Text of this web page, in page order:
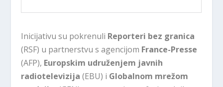
Inicijativu su pokrenuli Reporteri bez granica
(RSF) u partnerstvu s agencijom France-Presse
(AFP), Europskim udruženjem javnih
radiotelevizija (EBU) i Globalnom mrežom